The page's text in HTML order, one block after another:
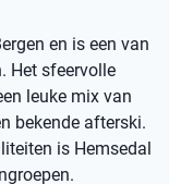
en is een van
Het sfeervolle
leuke mix van
bekende afterski.
is Hemsedal